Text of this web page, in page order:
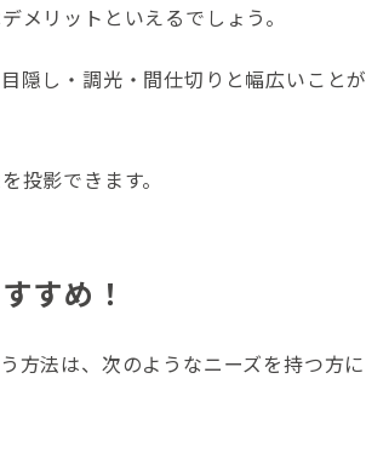
メリットといえるでしょう。
隠し・調光・間仕切りと幅広いこと
投影できます。
すめ！
方法は、次のようなニーズを持つ方に